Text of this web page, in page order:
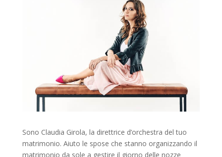
Sono Claudia Girola, la direttrice d’orchestra del tuo
matrimonio. Aiuto le spose che stanno organizzando il
matrimonio da sole a gestire il giorno delle nozze